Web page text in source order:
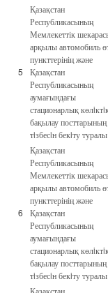
5
Қазақстан
Республикасының
Мемлекеттік
арқылы автомобиль
пункттерінің және
Қазақстан
Республикасының
аумағындағы
стационарлық
бақылау посттарының
тiзбесiн бекiту туралы
6
Қазақстан
Республикасының
Мемлекеттік
арқылы автомобиль
пункттерінің және
Қазақстан
Республикасының
аумағындағы
стационарлық
бақылау посттарының
тiзбесiн бекiту туралы
Қазақстан